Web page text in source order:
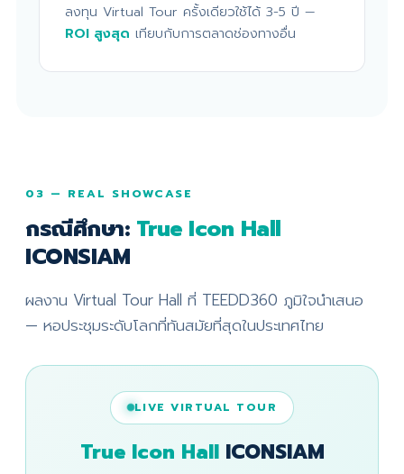
ลงทุน Virtual Tour ครั้งเดียวใช้ได้ 3-5 ปี —
ROI สูงสุด เทียบกับการตลาดช่องทางอื่น
03 — REAL SHOWCASE
กรณีศึกษา: True Icon Hall
ICONSIAM
ผลงาน Virtual Tour Hall ที่ TEEDD360 ภูมิใจนำเสนอ
— หอประชุมระดับโลกที่ทันสมัยที่สุดในประเทศไทย
LIVE VIRTUAL TOUR
True Icon HallICONSIAM